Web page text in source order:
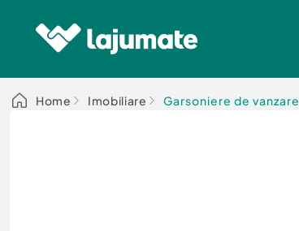
Home Imobiliare Garsoniere de vanzare